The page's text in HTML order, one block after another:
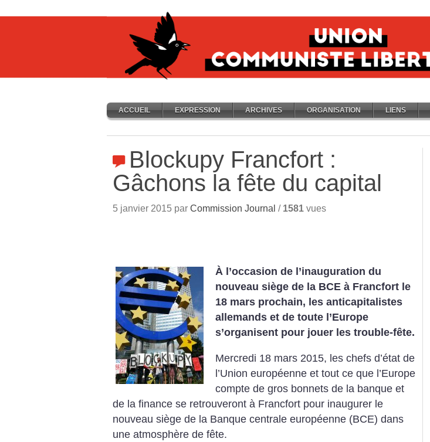
ACCUEIL EXPRESSION ARCHIVES ORGANISATION LIENS
Blockupy Francfort :
Gâchons la fête du capital
5 janvier 2015 par Commission Journal / 1581 vues
À l’occasion de l’inauguration du
nouveau siège de la BCE à Francfort le
18 mars prochain, les anticapitalistes
allemands et de toute l’Europe
s’organisent pour jouer les trouble-fête.
Mercredi 18 mars 2015, les chefs d’état de
l’Union européenne et tout ce que l’Europe
compte de gros bonnets de la banque et
de la finance se ­retrouveront à Francfort pour inaugurer le
nouveau siège de la Banque centrale européenne (BCE) dans
une atmosphère de fête.